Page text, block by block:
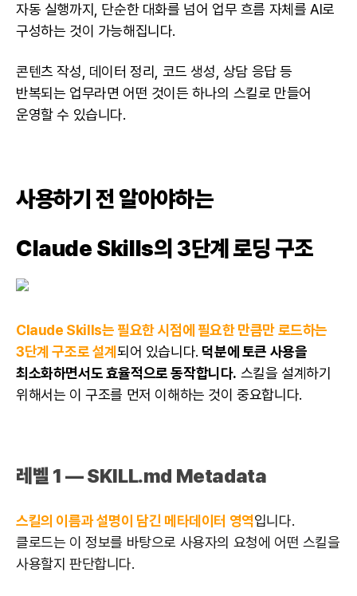
자동 실행까지, 단순한 대화를 넘어 업무 흐름 자체를 AI로
구성하는 것이 가능해집니다.
콘텐츠 작성, 데이터 정리, 코드 생성, 상담 응답 등
반복되는 업무라면 어떤 것이든 하나의 스킬로 만들어
운영할 수 있습니다.
사용하기 전 알아야하는
Claude Skills의 3단계 로딩 구조
Claude Skills는 필요한 시점에 필요한 만큼만 로드하는
3단계 구조로 설계되어 있습니다. 덕분에 토큰 사용을
최소화하면서도 효율적으로 동작합니다. 스킬을 설계하기
위해서는 이 구조를 먼저 이해하는 것이 중요합니다.
레벨 1 — SKILL.md Metadata
스킬의 이름과 설명이 담긴 메타데이터 영역입니다.
클로드는 이 정보를 바탕으로 사용자의 요청에 어떤 스킬을
사용할지 판단합니다.